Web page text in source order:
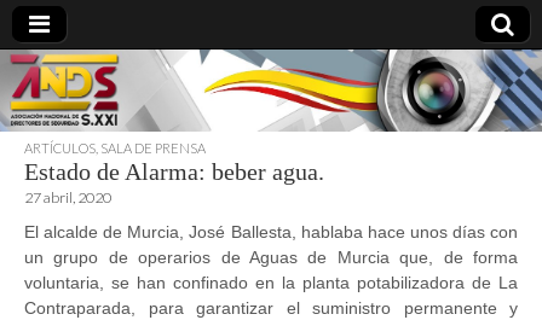
directoresdeseguridad.es
ARTÍCULOS SALA DE PRENSA
Estado de Alarma: beber agua.
27 abril, 2020
El alcalde de Murcia, José Ballesta, hablaba hace unos días con
un grupo de operarios de Aguas de Murcia que, de forma
voluntaria, se han confinado en la planta potabilizadora de La
Contraparada, para garantizar el suministro permanente y